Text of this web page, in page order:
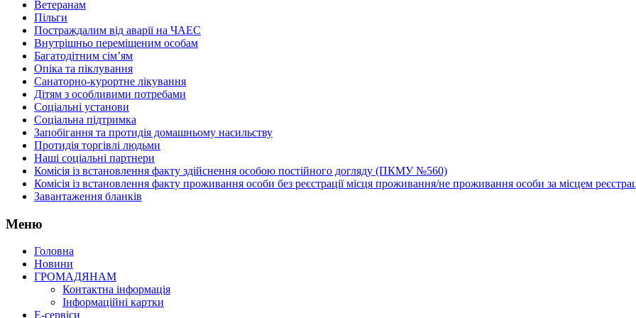
Ветеранам
Пільги
Постраждалим від аварії на ЧАЕС
Внутрішньо переміщеним особам
Багатодітним сім’ям
Опіка та піклування
Санаторно-курортне лікування
Дітям з особливими потребами
Соціальні установи
Соціальна підтримка
Запобігання та протидія домашньому насильству
Протидія торгівлі людьми
Наші соціальні партнери
Комісія із встановлення факту здійснення особою постійного догляду (ПКМУ №560)
Комісія із встановлення факту проживання особи без реєстрації місця проживання/не проживання особи за місцем
Завантаження бланків
Меню
Головна
Новини
ГРОМАДЯНАМ
Контактна інформація
Інформаційні картки
Е-сервіси